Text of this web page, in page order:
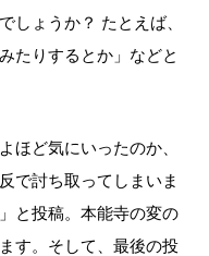
しょうか？ たとえば、
たりするとか」などと
ほど気にいったのか、
で討ち取ってしまいま
と投稿。本能寺の変の
す。そして、最後の投